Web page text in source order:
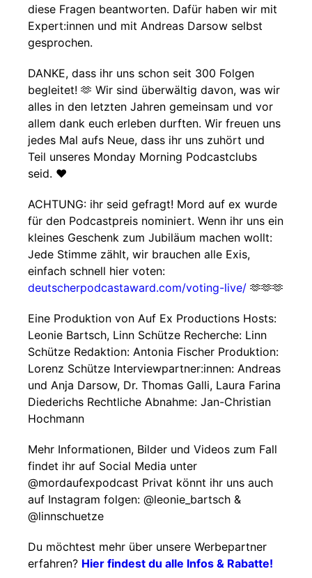
diese Fragen beantworten. Dafür haben wir mit
Expert:innen und mit Andreas Darsow selbst
gesprochen.
DANKE, dass ihr uns schon seit 300 Folgen
begleitet! 🫶 Wir sind überwältig davon, was wir
alles in den letzten Jahren gemeinsam und vor
allem dank euch erleben durften. Wir freuen uns
jedes Mal aufs Neue, dass ihr uns zuhört und
Teil unseres Monday Morning Podcastclubs
seid. ❤️
ACHTUNG: ihr seid gefragt! Mord auf ex wurde
für den Podcastpreis nominiert. Wenn ihr uns ein
kleines Geschenk zum Jubiläum machen wollt:
Jede Stimme zählt, wir brauchen alle Exis,
einfach schnell hier voten:
deutscherpodcastaward.com/voting-live/ 🫶🫶🫶
Eine Produktion von Auf Ex Productions Hosts:
Leonie Bartsch, Linn Schütze Recherche: Linn
Schütze Redaktion: Antonia Fischer Produktion:
Lorenz Schütze Interviewpartner:innen: Andreas
und Anja Darsow, Dr. Thomas Galli, Laura Farina
Diederichs Rechtliche Abnahme: Jan-Christian
Hochmann
Mehr Informationen, Bilder und Videos zum Fall
findet ihr auf Social Media unter
@mordaufexpodcast Privat könnt ihr uns auch
auf Instagram folgen: @leonie_bartsch &
@linnschuetze
Du möchtest mehr über unsere Werbepartner
erfahren? Hier findest du alle Infos & Rabatte!